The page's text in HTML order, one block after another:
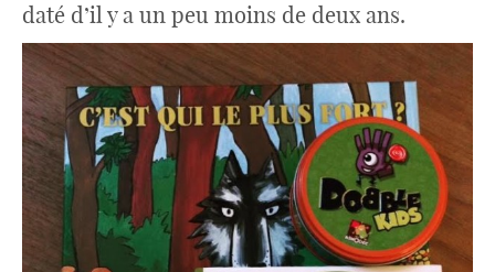
daté d’il y a un peu moins de deux ans.